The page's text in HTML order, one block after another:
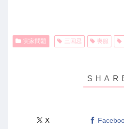
実家問題 三回忌 喪服
X